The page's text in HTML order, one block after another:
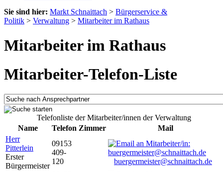
Sie sind hier: Markt Schnaittach > Bürgerservice &
Politik > Verwaltung > Mitarbeiter im Rathaus
Mitarbeiter im Rathaus
Mitarbeiter-Telefon-Liste
Telefonliste der Mitarbeiter/innen der Verwaltung
Name
Telefon Zimmer
Mail
Herr
Pitterlein
Erster
Bürgermeister
09153
409-
120
buergermeister@schnaittach.de